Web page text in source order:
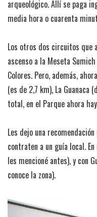
arqueológico. Allí se paga
media hora o cuarenta
Los otros dos circuitos que
ascenso a la Meseta
Colores. Pero, además,
(es de 2,7 km), La Guanaca
total, en el Parque ahora
Les dejo una
contraten a un guía local.
les mencioné antes), y con
conoce la zona).